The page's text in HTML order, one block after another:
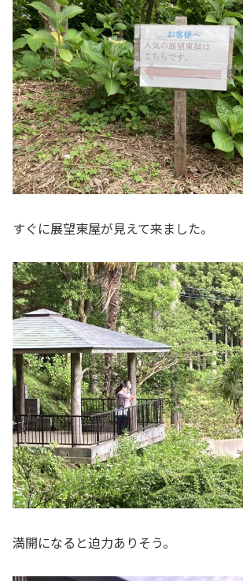
すぐに展望東屋が見えて来ました。
満開になると迫力ありそう。